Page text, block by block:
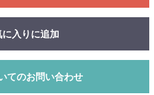
に入りに追加
てのお問い合わせ